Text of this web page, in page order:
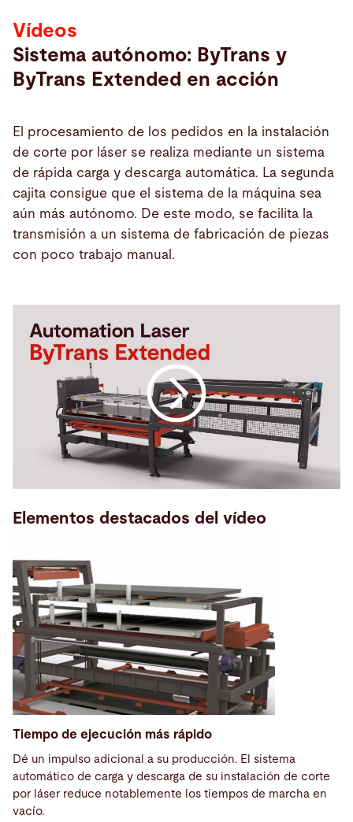
Vídeos
Sistema autónomo: ByTrans y
ByTrans Extended en acción
El procesamiento de los pedidos en la instalación
de corte por láser se realiza mediante un sistema
de rápida carga y descarga automática. La segunda
cajita consigue que el sistema de la máquina sea
aún más autónomo. De este modo, se facilita la
transmisión a un sistema de fabricación de piezas
con poco trabajo manual.
Elementos destacados del vídeo
Tiempo de ejecución más rápido
Dé un impulso adicional a su producción. El sistema
automático de carga y descarga de su instalación de corte
por láser reduce notablemente los tiempos de marcha en
vacío.